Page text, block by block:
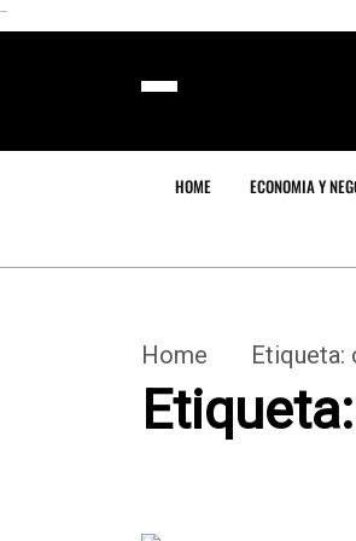
```
HOME ECONOMIA Y
Home Etiqueta:
Etiqueta: